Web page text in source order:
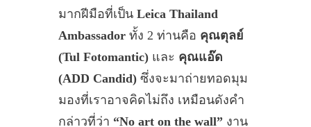
มากฝีมือที่เป็น Leica Thailand
Ambassador ทั้ง 2 ท่านคือ คุณตุลย์
(Tul Fotomantic) และ คุณแอ๊ด
(ADD Candid) ซึ่งจะมาถ่ายทอดมุม
มองที่เราอาจคิดไม่ถึง เหมือนดังคำ
กล่าวที่ว่า “No art on the wall” งาน